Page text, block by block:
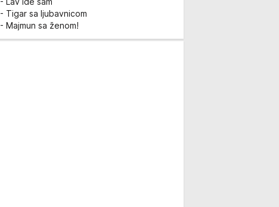
- Tigar sa ljubavnicom
- Majmun sa ženom!